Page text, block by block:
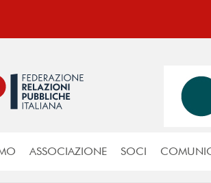
ASSOCIAZIONE SOCI